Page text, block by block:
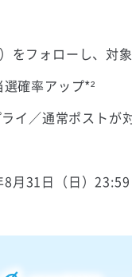
をフォローし、対
確率アップ*²
イ／通常ポストが
月31日（日）23:59